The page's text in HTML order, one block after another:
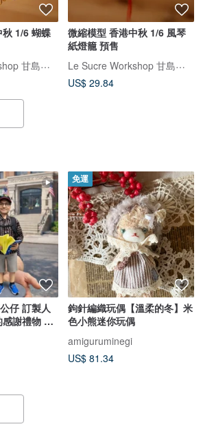
1/6 蝴蝶
Le Sucre Workshop 甘島工作室
微縮模型 香港中秋 1/6 風琴
紙燈籠 預售
Le Sucre Workshop 甘島工作室
US$ 29.84
仔 訂製人
謝禮物 教
免運
鉤針編織玩偶【溫柔的冬】米
色小熊迷你玩偶
amiguruminegi
US$ 81.34